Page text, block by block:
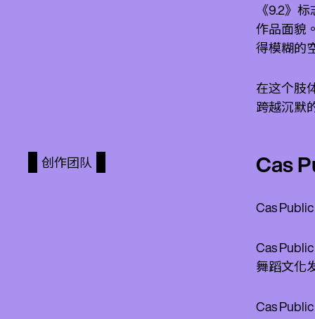
《9.2》
作品面貌
得模糊的
在这个肢
跨越沉默
创作团队 Cas
Cas
Cas
舞蹈文化
Cas